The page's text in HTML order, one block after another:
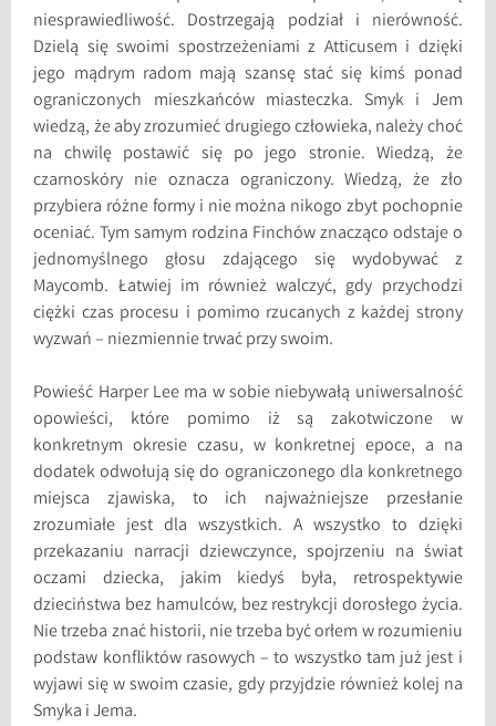
niesprawiedliwość. Dostrzegają podział i nierówność.
Dzielą się swoimi spostrzeżeniami z Atticusem i dzięki
jego mądrym radom mają szansę stać się kimś ponad
ograniczonych mieszkańców miasteczka. Smyk i Jem
wiedzą, że aby zrozumieć drugiego człowieka, należy choć
na chwilę postawić się po jego stronie. Wiedzą, że
czarnoskóry nie oznacza ograniczony. Wiedzą, że zło
przybiera różne formy i nie można nikogo zbyt pochopnie
oceniać. Tym samym rodzina Finchów znacząco odstaje o
jednomyślnego głosu zdającego się wydobywać z
Maycomb. Łatwiej im również walczyć, gdy przychodzi
ciężki czas procesu i pomimo rzucanych z każdej strony
wyzwań – niezmiennie trwać przy swoim.
Powieść Harper Lee ma w sobie niebywałą uniwersalność
opowieści, które pomimo iż są zakotwiczone w
konkretnym okresie czasu, w konkretnej epoce, a na
dodatek odwołują się do ograniczonego dla konkretnego
miejsca zjawiska, to ich najważniejsze przesłanie
zrozumiałe jest dla wszystkich. A wszystko to dzięki
przekazaniu narracji dziewczynce, spojrzeniu na świat
oczami dziecka, jakim kiedyś była, retrospektywie
dzieciństwa bez hamulców, bez restrykcji dorosłego życia.
Nie trzeba znać historii, nie trzeba być orłem w rozumieniu
podstaw konfliktów rasowych – to wszystko tam już jest i
wyjawi się w swoim czasie, gdy przyjdzie również kolej na
Smyka i Jema.